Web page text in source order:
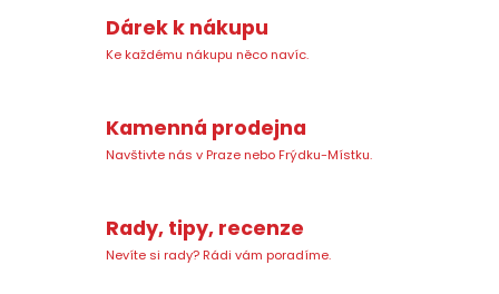
Dárek k nákupu
Ke každému nákupu něco navíc.
Kamenná prodejna
Navštivte nás v Praze nebo Frýdku-Místku.
Rady, tipy, recenze
Nevíte si rady? Rádi vám poradíme.